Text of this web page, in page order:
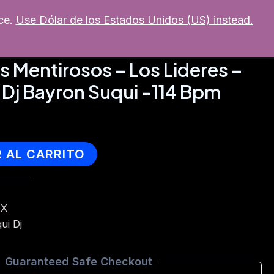
Soporte MI CUENTA
Mentirosos – Los Lideres –
Bayron Suqui -114 Bpm
AL CARRITO
Dj
Guaranteed Safe Checkout
Use Dólar de los Estados Unidos (US) instead.